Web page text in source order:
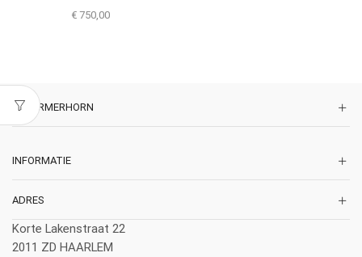
Met Spiegel
€ 750,00
SCHERMERHORN
INFORMATIE
ADRES
Korte Lakenstraat 22
2011 ZD HAARLEM